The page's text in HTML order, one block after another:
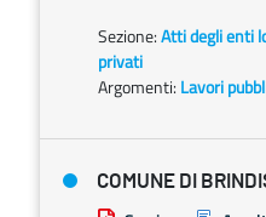
Sezione:Atti degli enti
privati
Argomenti: Lavori
COMUNE DI